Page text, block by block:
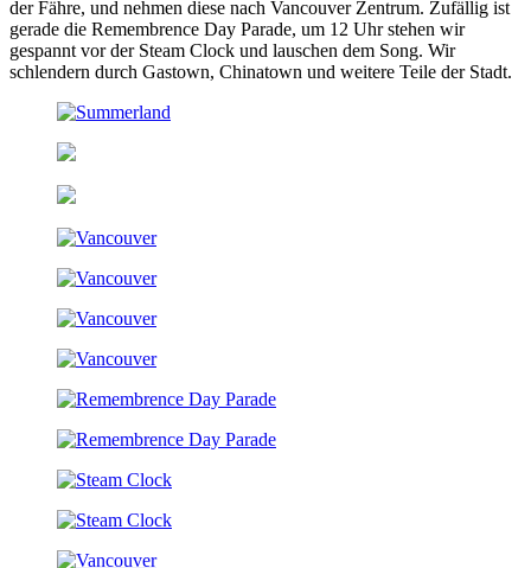
der Fähre, und nehmen diese nach Vancouver Zentrum. Zufällig ist
gerade die Remembrence Day Parade, um 12 Uhr stehen wir
gespannt vor der Steam Clock und lauschen dem Song. Wir
schlendern durch Gastown, Chinatown und weitere Teile der Stadt.